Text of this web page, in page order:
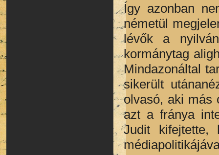
Így azonban
németül
lévők a
kormánytag
Mindazonáltal
sikerült
olvasó, aki más
azt a fránya
Judit kifejtette,